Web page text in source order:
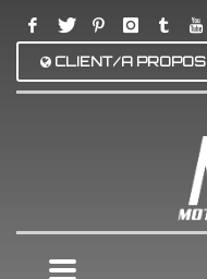
CLIENT/A PROPOS